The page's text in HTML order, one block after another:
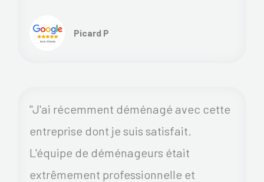
Picard P
"J'ai récemment déménagé avec cette
entreprise dont je suis satisfait.
L'équipe de déménageurs était
extrêmement professionnelle et